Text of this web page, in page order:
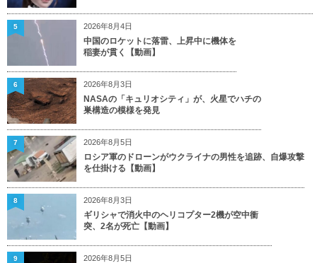
2026年8月4日
中国のロケットに落雷、上昇中に機体を
稲妻が貫く【動画】
5
2026年8月3日
NASAの「キュリオシティ」が、火星でハチの
巣構造の模様を発見
6
2026年8月5日
ロシア軍のドローンがウクライナの男性を追跡、自爆攻撃
を仕掛ける【動画】
7
2026年8月3日
ギリシャで消火中のヘリコプター2機が空中衝
突、2名が死亡【動画】
8
2026年8月5日
9